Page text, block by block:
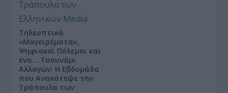
Τηλεοπτικά
«Μαγειρέματα»,
Ψηφιακοί Πόλεμοι και
ένα… Τσουνάμι
Αλλαγών: Η Εβδομάδα
που Ανακάτεψε την
Τράπουλα των